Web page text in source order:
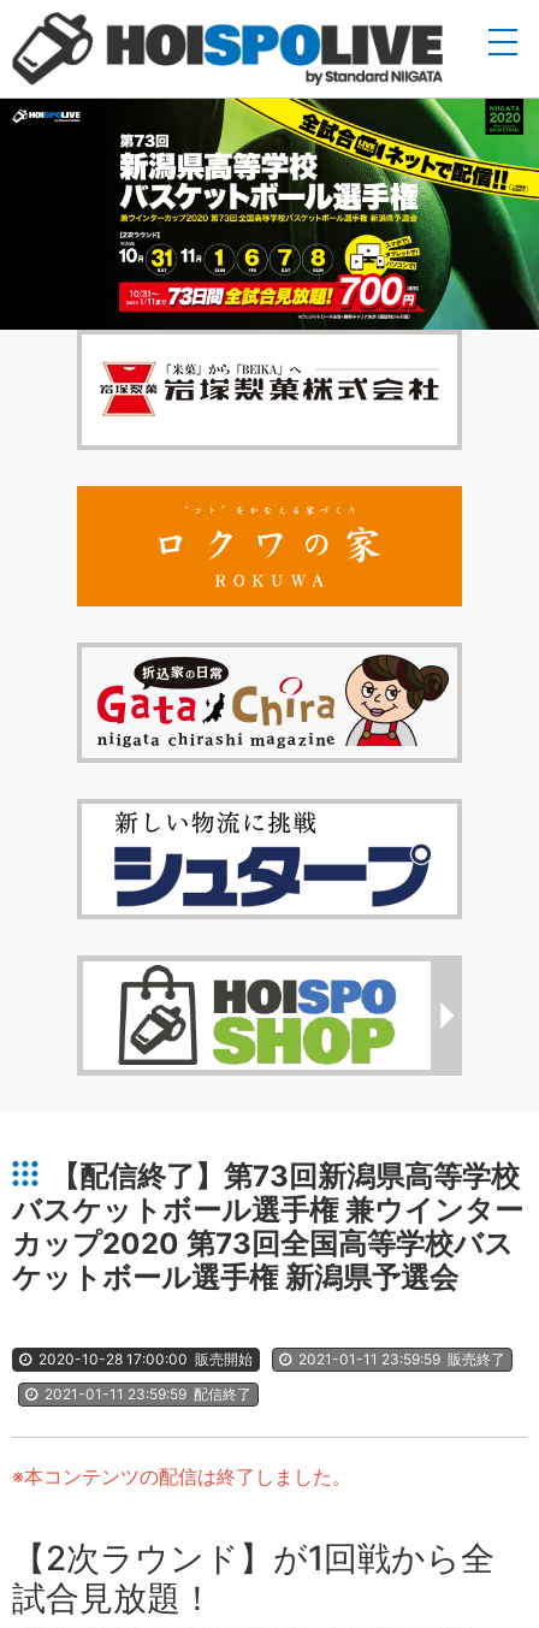
【配信終了】第73回新潟県高等学校
バスケットボール選手権 兼ウインター
カップ2020 第73回全国高等学校バス
ケットボール選手権 新潟県予選会
2020-10-28 17:00:00 販売開始 2021-01-11 23:59:59 販売終了
2021-01-11 23:59:59 配信終了
※本コンテンツの配信は終了しました。
【2次ラウンド】が1回戦から全
試合見放題！